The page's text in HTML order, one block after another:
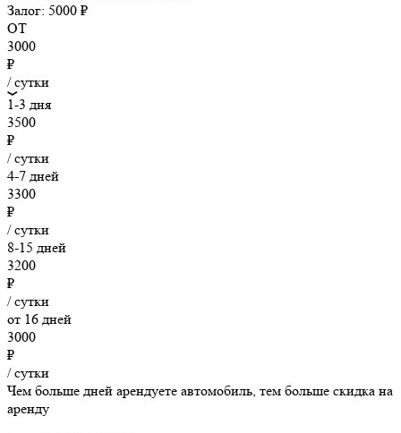
Залог: 5000 ₽
ОТ
3000
₽
/ сутки
1-3 дня
3500
₽
/ сутки
4-7 дней
3300
₽
/ сутки
8-15 дней
3200
₽
/ сутки
от 16 дней
3000
₽
/ сутки
Чем больше дней арендуете автомобиль, тем больше скидка на
аренду